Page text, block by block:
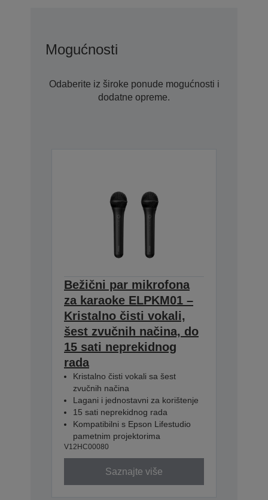
Mogućnosti
Odaberite iz široke ponude mogućnosti i
dodatne opreme.
Bežični par mikrofona
za karaoke ELPKM01 –
Kristalno čisti vokali,
šest zvučnih načina, do
15 sati neprekidnog
rada
Kristalno čisti vokali sa šest
zvučnih načina
Lagani i jednostavni za korištenje
15 sati neprekidnog rada
Kompatibilni s Epson Lifestudio
pametnim projektorima
V12HC00080
Saznajte više